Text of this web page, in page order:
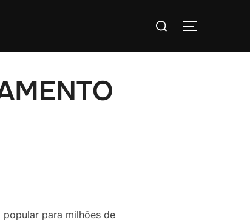
Buscar:
para milhões de